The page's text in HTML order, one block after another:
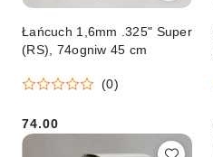
Łańcuch 1,6mm .325" Super
(RS), 74ogniw 45 cm
(0)
Cena:
74.00